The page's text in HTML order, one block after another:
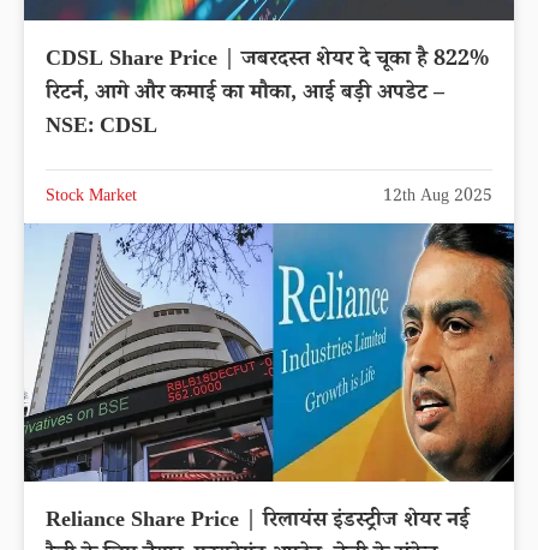
CDSL Share Price | जबरदस्त शेयर दे चूका है 822%
रिटर्न, आगे और कमाई का मौका, आई बड़ी अपडेट –
NSE: CDSL
Stock Market 12th Aug 2025
Reliance Share Price | रिलायंस इंडस्ट्रीज शेयर नई